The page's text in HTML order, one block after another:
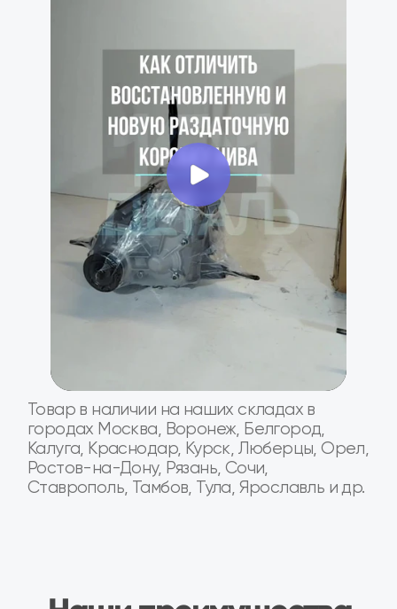
Товар в наличии в 16+ регионах России
Мы крупнейшая в России сеть специализированных
магазинов и СТО по продаже и установке агрегатов
трансмиссии для Лада и Газель
установки агрегата на автомобиль и проверки
Петербург
Рязань
Волгоград
Курск
Калуга
Ярославль Воронеж
Владимир
Тамбов Тверь Кострома
...